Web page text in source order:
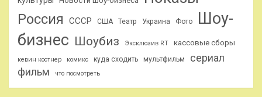
Россия СССР США Театр Украина Фото
Шоу-
бизнес Шоубиз Эксклюзив RT кассовые сборы
кевин костнер комикс куда сходить мультфильм
сериал
фильм
что посмотреть